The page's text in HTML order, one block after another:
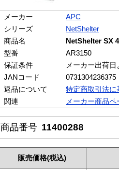
メーカー
APC
シリーズ
NetShelter
商品名
NetShelter SX
型番
AR3150
保証条件
メーカー出荷
JANコード
0731304236375
返品について
特定商取引法に
関連
メーカー商品ペ
商品番号 11400288
販売価格(税込)